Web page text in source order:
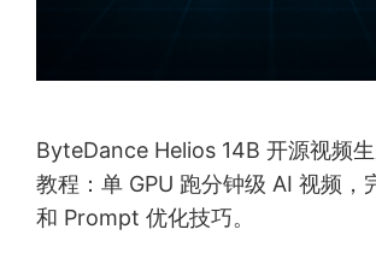
ByteDance Helios 14B 开源视频
教程：单 GPU 跑分钟级 AI 视频，
和 Prompt 优化技巧。